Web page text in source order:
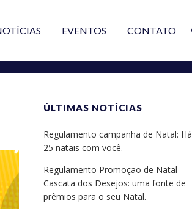
EVENTOS CONTATO
ÚLTIMAS NOTÍCIAS
Regulamento campanha de Natal: Há
25 natais com você.
Regulamento Promoção de Natal
Cascata dos Desejos: uma fonte de
prêmios para o seu Natal.